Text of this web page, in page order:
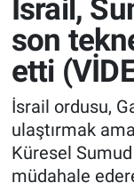
İsrail,
son
etti
İsrail ordusu,
ulaştırmak
Küresel
müdahale